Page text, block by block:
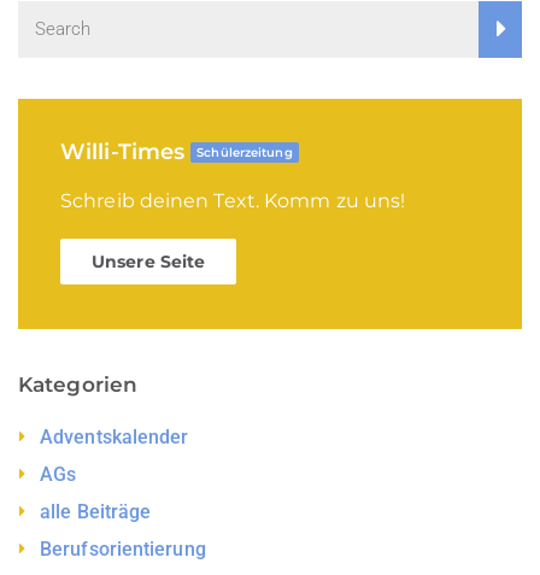
Willi-Times Schülerzeitung
Schreib deinen Text. Komm zu uns!
Unsere Seite
Kategorien
Adventskalender
AGs
alle Beiträge
Berufsorientierung